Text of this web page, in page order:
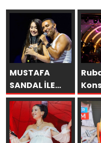
MUSTAFA
SANDAL İLE
AYNI SAHNEDE
PARLADI:
AFRA’YA
HARBİYE’DE